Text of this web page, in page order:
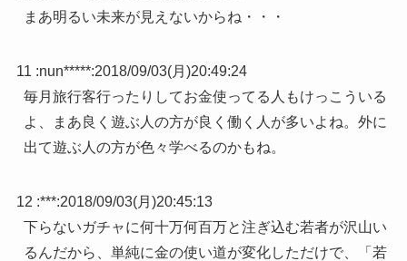
まあ明るい未来が見えないからね・・・
11 :nun*****:2018/09/03(月)20:49:24
毎月旅行客行ったりしてお金使ってる人もけっこういる
よ、まあ良く遊ぶ人の方が良く働く人が多いよね。外に
出て遊ぶ人の方が色々学べるのかもね。
12 :***:2018/09/03(月)20:45:13
下らないガチャに何十万何百万と注ぎ込む若者が沢山い
るんだから、単純に金の使い道が変化しただけで、「若